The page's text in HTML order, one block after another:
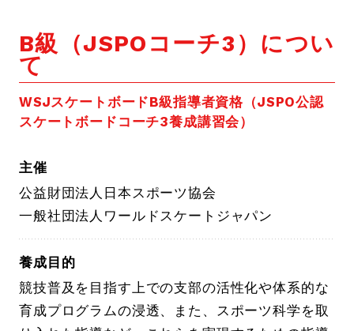
B級（JSPOコーチ3）につい
て
WSJスケートボードB級指導者資格（JSPO公認
スケートボードコーチ3養成講習会）
主催
公益財団法人日本スポーツ協会
一般社団法人ワールドスケートジャパン
養成目的
競技普及を目指す上での支部の活性化や体系的な
育成プログラムの浸透、また、スポーツ科学を取